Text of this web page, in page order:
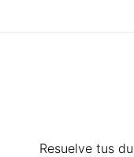
Resuelve tus